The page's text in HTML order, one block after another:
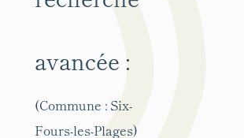
avancée :
(Commune : Six-
Fours-les-Plages)